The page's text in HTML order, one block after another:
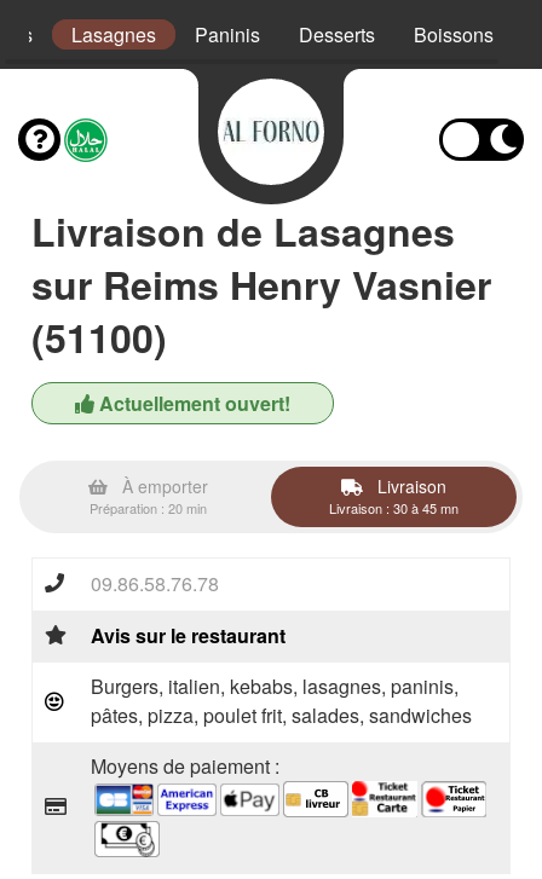
Lasagnes Paninis Desserts Boissons
Livraison de Lasagnes
sur Reims Henry Vasnier
(51100)
Actuellement ouvert!
À emporter
Préparation : 20 min
Livraison
Livraison : 30 à 45 mn
09.86.58.76.78
Avis sur le restaurant
Burgers, italien, kebabs, lasagnes, paninis,
pâtes, pizza, poulet frit, salades, sandwiches
Moyens de paiement :